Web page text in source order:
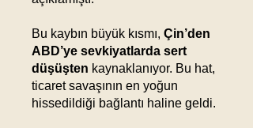
Bu kaybın büyük kısmı, Çin’den
ABD’ye sevkiyatlarda sert
düşüşten kaynaklanıyor. Bu hat,
ticaret savaşının en yoğun
hissedildiği bağlantı haline geldi.